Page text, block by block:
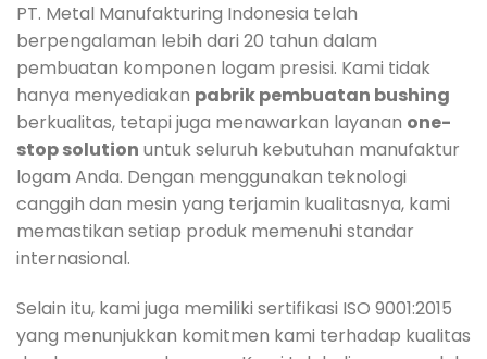
PT. Metal Manufakturing Indonesia telah
berpengalaman lebih dari 20 tahun dalam
pembuatan komponen logam presisi. Kami tidak
hanya menyediakan pabrik pembuatan bushing
berkualitas, tetapi juga menawarkan layanan one-
stop solution untuk seluruh kebutuhan manufaktur
logam Anda. Dengan menggunakan teknologi
canggih dan mesin yang terjamin kualitasnya, kami
memastikan setiap produk memenuhi standar
internasional.
Selain itu, kami juga memiliki sertifikasi ISO 9001:2015
yang menunjukkan komitmen kami terhadap kualitas